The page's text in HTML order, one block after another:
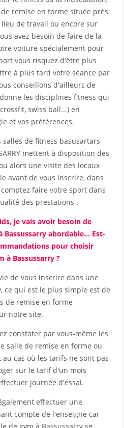
remise en forme située près
de travail ou encore sur
avez besoin de faire de la
voiture spécialement pour
vous risquez d'être plus
à plus tard votre séance par
conseillons d'ailleurs de
les disciplines fitness qui
swiss ball...) en
et vos préférences.
de fitness basusartars
mettent à disposition des
alors une visite des locaux
avant de vous inscrire, dans
faire votre sport dans
des prestations .
je vais avoir besoin de
abordable... Est-
pour choisir
à Bassussarry ?
de vous inscrire dans une
ce qui est le plus simple est de
de remise en forme
notre site.
constater par vous-même les
salle de remise en forme ou
cas où les tarifs ne sont pas
sur le tarif d'un mois
journée d'essai.
effectuer une
compte de l'enseigne car